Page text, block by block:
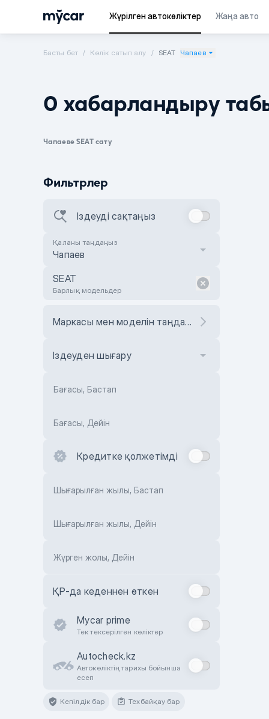
Жүрілген автокөліктер Жаңа авто
Басты бет Көлік сатып алу SEAT Чапаев
0 хабарландыру
Чапаеве SEAT сату
Фильтрлер
Іздеуді сақтаңыз
Қаланы таңдаңыз
Чапаев
SEAT
Барлық модельдер
Маркасы мен моделін таңдаңыз
Іздеуден шығару
Бағасы, Бастап
Бағасы, Дейін
Кредитке қолжетімді
Шығарылған жылы, Бастап
Шығарылған жылы, Дейін
Жүрген жолы, Дейін
ҚР-да кеденнен өткен
Mycar prime
Тек тексерілген көліктер
Autocheck.kz
Автокөліктің тарихы бойынша
есеп
Кепілдік бар Техбайқау бар